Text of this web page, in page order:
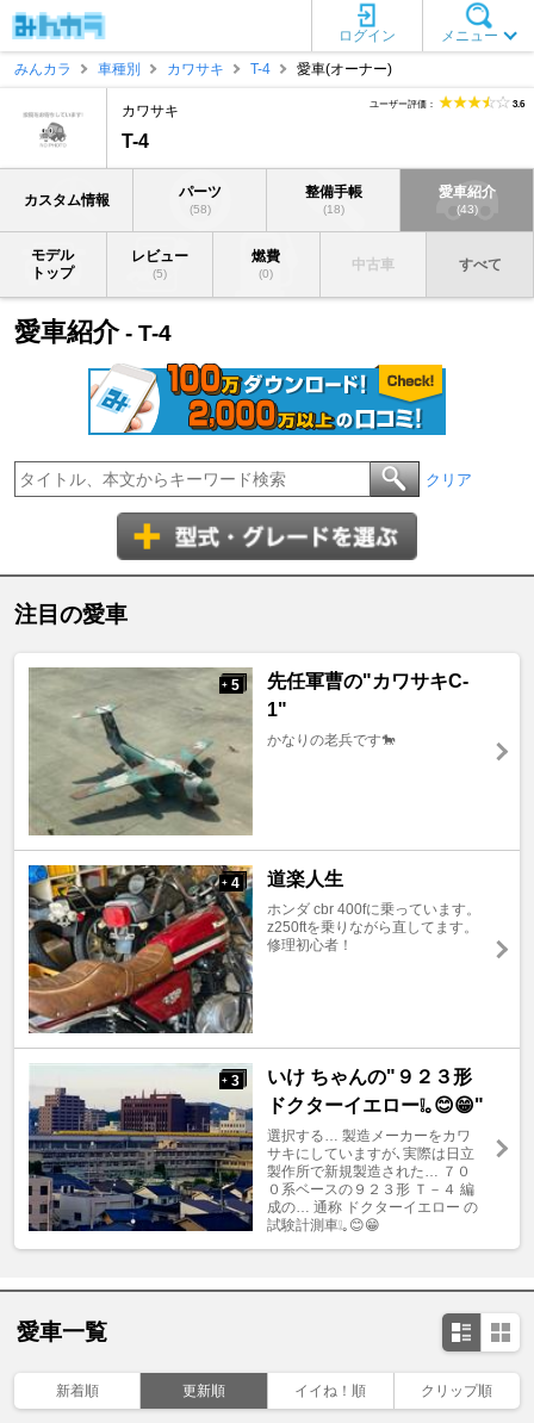
メニュー
ログイン
みんカラ
車種別 カワサキ T-4 愛車(オーナー)
カワサキ
T-4
ユーザー評価： 3.6
カスタム情報 パーツ
(58)
整備手帳
(18)
愛車紹介
(43)
モデル
トップ
レビュー
(5)
燃費
(0)
中古車 すべて
愛車紹介- T-4
クリア
注目の愛車
+ 5
先任軍曹の"カワサキC-
1"
かなりの老兵です🐎
+ 4 道楽人生
ホンダ cbr 400fに乗っています。
z250ftを乗りながら直してます。
修理初心者！
+ 3
いけ ちゃんの"９２３形
ドクターイエロー❕｡😊😁"
選択する… 製造メーカーをカワ
サキにしていますが､実際は日立
製作所で新規製造された… ７０
０系ベースの９２３形 Ｔ－４ 編
成の… 通称 ドクターイエロー の
試験計測車❕｡😊😁
愛車一覧
新着順 更新順 イイね！順 クリップ順